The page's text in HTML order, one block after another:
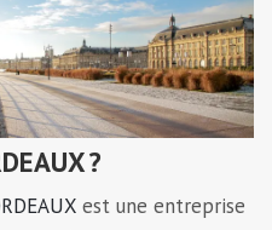
?
est une entreprise